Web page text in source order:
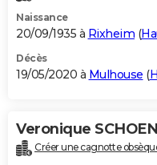
Naissance
20/09/1935 à Rixheim (
Décès
19/05/2020 à Mulhouse (
Veronique
Créer une cagnotte